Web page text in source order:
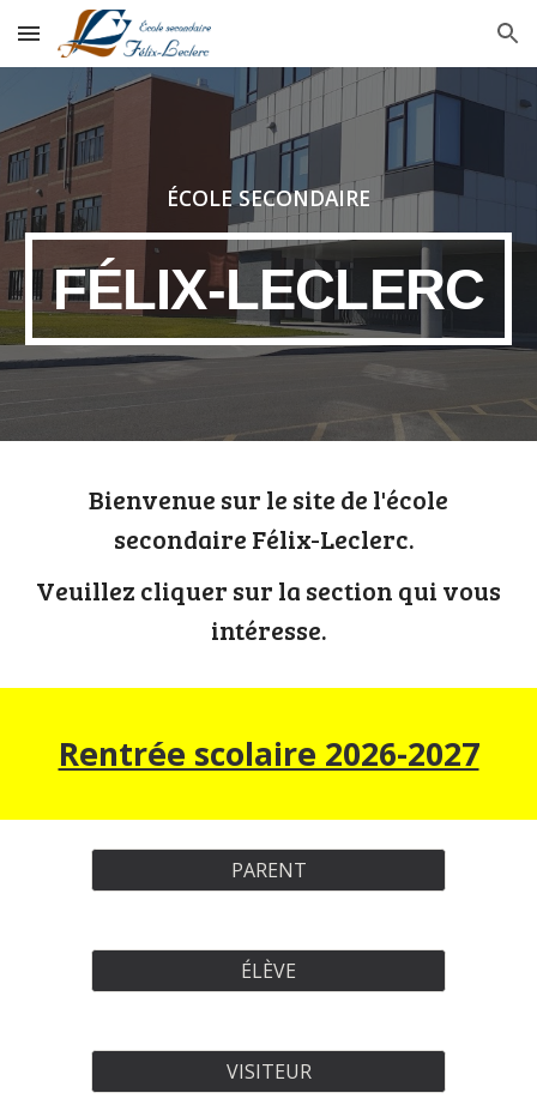
Skip to main content Skip to navigation
ÉCOLE SECONDAIRE
FÉLIX-LECLERC
Bienvenue sur le site de l'école
secondaire Félix-Leclerc.
Veuillez cliquer sur la section qui vous
intéresse.
Rentrée scolaire 2026-2027
PARENT
ÉLÈVE
VISITEUR